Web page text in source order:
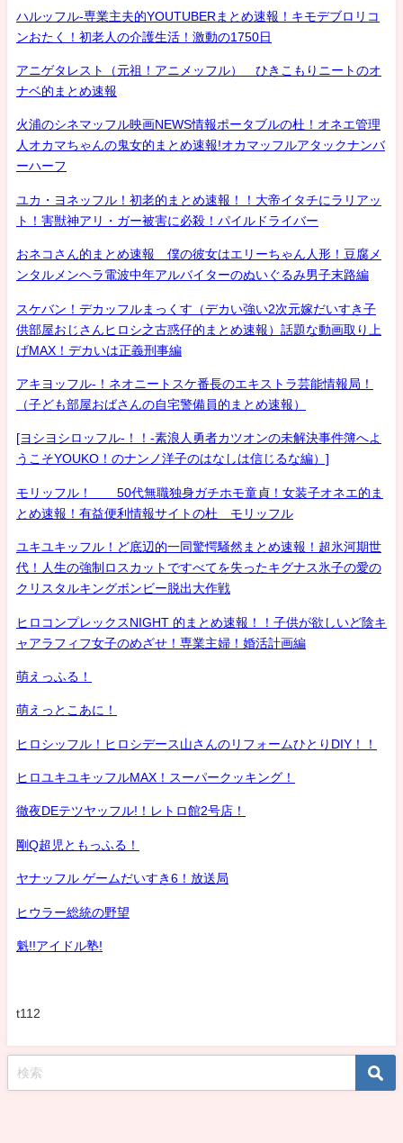
ハルッフル-専業主夫的YOUTUBERまとめ速報！キモデブロリコ
ンおたく！初老人の介護生活！激動の1750日
アニゲタレスト（元祖！アニメッフル） ひきこもりニートのオ
ナベ的まとめ速報
火浦のシネマッフル映画NEWS情報ポータブルの杜！オネエ管理
人オカマちゃんの鬼女的まとめ速報!オカマッフルアタックナンバ
ーハーフ
ユカ・ヨネッフル！初老的まとめ速報！！大帝イタチにラリアッ
ト！害獣神アリ・ガー被害に必殺！パイルドライバー
おネコさん的まとめ速報 僕の彼女はエリーちゃん人形！豆腐メ
ンタルメンヘラ電波中年アルバイターのぬいぐるみ男子末路編
スケバン！デカッフルまっくす（デカい強い2次元嫁だいすき子
供部屋おじさんヒロシ之古惑仔的まとめ速報）話題な動画取り上
げMAX！デカいは正義刑事編
アキヨッフル-！ネオニートスケ番長のエキストラ芸能情報局！
（子ども部屋おばさんの自宅警備員的まとめ速報）
[ヨシヨシロッフル-！！-素浪人勇者カツオンの未解決事件簿へよ
うこそYOUKO！のナンノ洋子のはなしは信じるな編）]
モリッフル！ 50代無職独身ガチホモ童貞！女装子オネエ的ま
とめ速報！有益便利情報サイトの杜 モリッフル
ユキユキッフル！ど底辺的一同驚愕騒然まとめ速報！超氷河期世
代！人生の強制ロスカットですべてを失ったキグナス氷子の愛の
クリスタルキングボンビー脱出大作戦
ヒロコンプレックスNIGHT 的まとめ速報！！子供が欲しいど陰キ
ャアラフィフ女子のめざせ！専業主婦！婚活計画編
萌えっふる！
萌えっとこあに！
ヒロシッフル！ヒロシデース山さんのリフォームひとりDIY！！
ヒロユキユキッフルMAX！スーパークッキング！
徹夜DEテツヤッフル!！レトロ館2号店！
剛Q超児ともっふる！
ヤナッフル ゲームだいすき6！放送局
ヒウラー総統の野望
魁!!アイドル塾!
t112